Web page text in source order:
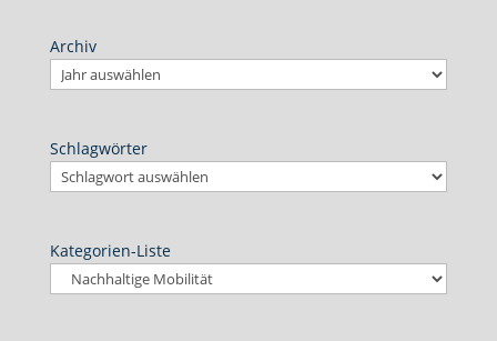
Archiv
Schlagwörter
Kategorien-Liste